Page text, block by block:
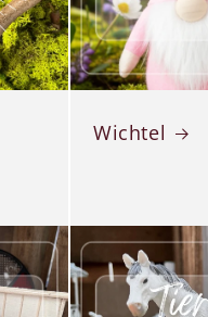
Wichtel